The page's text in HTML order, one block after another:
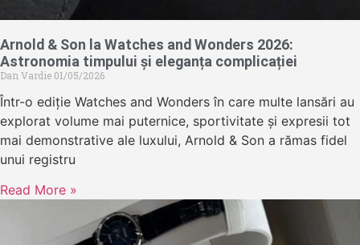
Arnold & Son la Watches and Wonders 2026:
Astronomia timpului și eleganța complicației
Dan Vardie 01/05/2026
Într-o ediție Watches and Wonders în care multe lansări au
explorat volume mai puternice, sportivitate și expresii tot
mai demonstrative ale luxului, Arnold & Son a rămas fidel
unui registru
Read More »